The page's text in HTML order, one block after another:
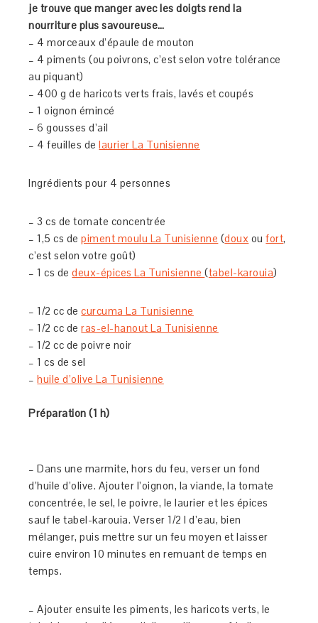
je trouve que manger avec les doigts rend la
nourriture plus savoureuse…
– 4 morceaux d’épaule de mouton
– 4 piments (ou poivrons, c’est selon votre tolérance
au piquant)
– 400 g de haricots verts frais, lavés et coupés
– 1 oignon émincé
– 6 gousses d’ail
– 4 feuilles delaurier La Tunisienne
Ingrédients pour 4 personnes
– 3 cs de tomate concentrée
– 1,5 cs depiment moulu La Tunisienne (doux oufort,
c’est selon votre goût)
– 1 cs dedeux-épices La Tunisienne(tabel-karouia)
– 1/2 cc decurcuma La Tunisienne
– 1/2 cc deras-el-hanout La Tunisienne
– 1/2 cc de poivre noir
– 1 cs de sel
–huile d’olive La Tunisienne
Préparation (1 h)
– Dans une marmite, hors du feu, verser un fond
d’huile d’olive. Ajouter l’oignon, la viande, la tomate
concentrée, le sel, le poivre, le laurier et les épices
sauf le tabel-karouia. Verser 1/2 l d’eau, bien
mélanger, puis mettre sur un feu moyen et laisser
cuire environ 10 minutes en remuant de temps en
temps.
– Ajouter ensuite les piments, les haricots verts, le